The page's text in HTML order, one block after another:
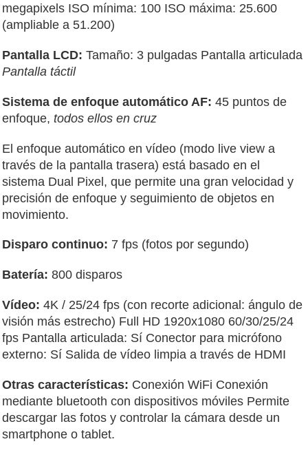
megapixels ISO mínima: 100 ISO máxima: 25.600
(ampliable a 51.200)
Pantalla LCD: Tamaño: 3 pulgadas Pantalla articulada
Pantalla táctil
Sistema de enfoque automático AF: 45 puntos de
enfoque,todos ellos en cruz
El enfoque automático en vídeo (modo live view a
través de la pantalla trasera) está basado en el
sistema Dual Pixel, que permite una gran velocidad y
precisión de enfoque y seguimiento de objetos en
movimiento.
Disparo continuo: 7 fps (fotos por segundo)
Batería: 800 disparos
Vídeo: 4K / 25/24 fps (con recorte adicional: ángulo de
visión más estrecho) Full HD 1920x1080 60/30/25/24
fps Pantalla articulada: Sí Conector para micrófono
externo: Sí Salida de vídeo limpia a través de HDMI
Otras características: Conexión WiFi Conexión
mediante bluetooth con dispositivos móviles Permite
descargar las fotos y controlar la cámara desde un
smartphone o tablet.